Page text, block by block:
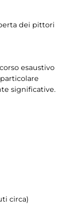
dei pittori
esaustivo
significative.
circa)